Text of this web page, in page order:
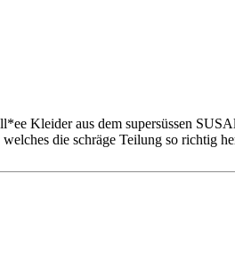
Kleider aus dem supersüssen
die schräge Teilung so